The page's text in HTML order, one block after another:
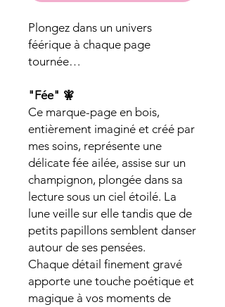
Plongez dans un univers
féérique à chaque page
tournée…
"Fée" 🧚
Ce marque-page en bois,
entièrement imaginé et créé par
mes soins, représente une
délicate fée ailée, assise sur un
champignon, plongée dans sa
lecture sous un ciel étoilé. La
lune veille sur elle tandis que de
petits papillons semblent danser
autour de ses pensées.
Chaque détail finement gravé
apporte une touche poétique et
magique à vos moments de